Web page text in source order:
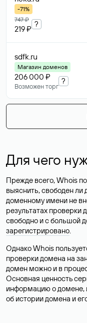
-71%
747 ₽
219 ₽
?
sdfk.ru
Магазин доменов
206 000 ₽
Возможен торг
?
Для чего
Прежде всего, Whois
выяснить, свободен
доменному имени не
результатах проверки
свободно и с большой
зарегистрировано.
Однако Whois
проверки домена на
домен можно и в
Основная ценность
информацию о домене,
об истории домена и